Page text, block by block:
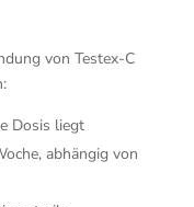
von Testex-C
Dosis liegt
abhängig von